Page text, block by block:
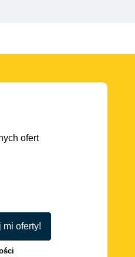
ofert
mi oferty!